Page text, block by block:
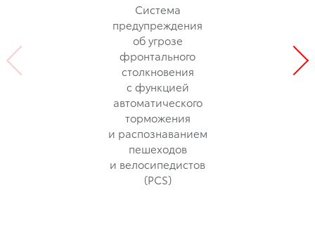
Cистема
предупреждения
об угрозе
фронтального
столкновения
с функцией
автоматического
торможения
и распознаванием
пешеходов
и велосипедистов
(PCS)